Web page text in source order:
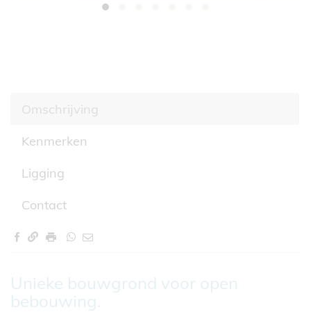
Omschrijving
Kenmerken
Ligging
Contact
Omschrijving
Unieke bouwgrond voor open
bebouwing.